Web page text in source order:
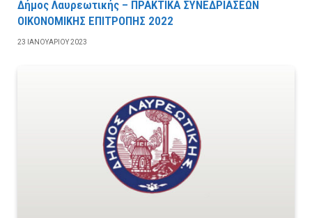
Δήμος Λαυρεωτικής – ΠΡΑΚΤΙΚΑ ΣΥΝΕΔΡΙΑΣΕΩΝ
ΟΙΚΟΝΟΜΙΚΗΣ ΕΠΙΤΡΟΠΗΣ 2022
23 ΙΑΝΟΥΑΡΊΟΥ 2023